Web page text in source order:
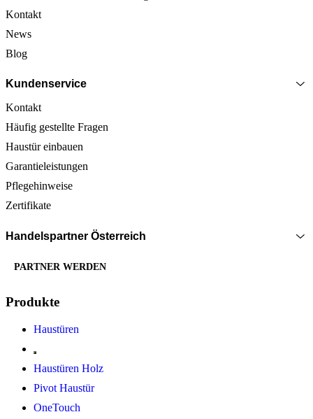
Kontakt
News
Blog
Kundenservice
Kontakt
Häufig gestellte Fragen
Haustür einbauen
Garantieleistungen
Pflegehinweise
Zertifikate
Handelspartner Österreich
PARTNER WERDEN
Produkte
Haustüren
Haustüren Holz
Pivot Haustür
OneTouch